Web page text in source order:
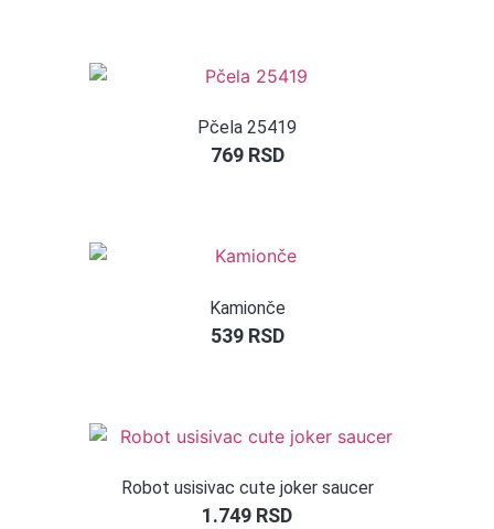
Pčela 25419
769 RSD
Kamionče
539 RSD
Robot usisivac cute joker saucer
1.749 RSD